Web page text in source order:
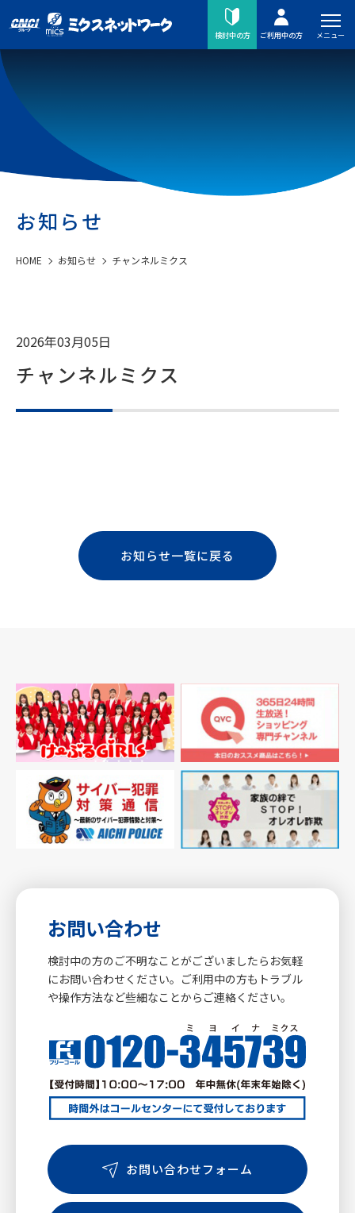
検討中の方 ご利用中の方 メニュー
お知らせ
HOME お知らせ チャンネルミクス
2026年03月05日
チャンネルミクス
お知らせ一覧に戻る
お問い合わせ
検討中の方のご不明なことがございましたらお気軽
にお問い合わせください。ご利用中の方もトラブル
や操作方法など些細なことからご連絡ください。
お問い合わせフォーム